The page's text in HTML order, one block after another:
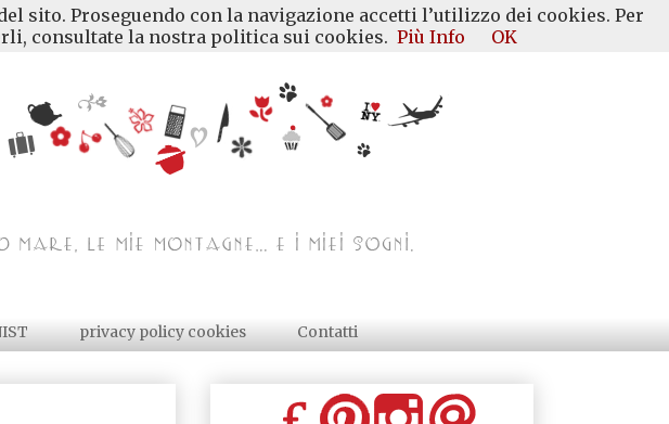
privacy policy cookies Contatti
sito. Proseguendo con la navigazione accetti l’utilizzo dei cookies. Per
consultate la nostra politica sui cookies. Più Info OK